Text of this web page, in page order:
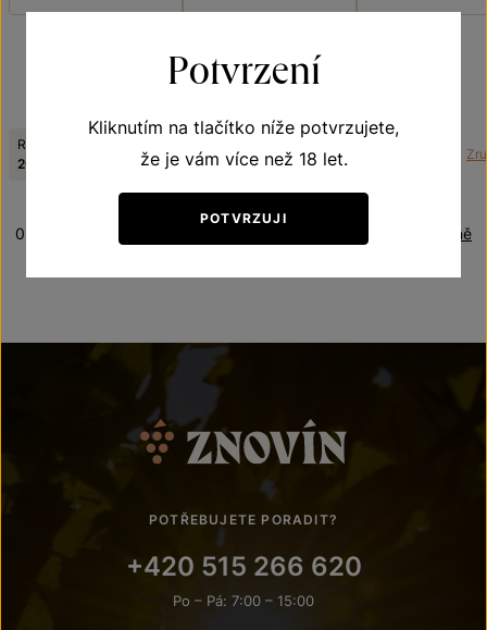
FILTROVAT
Ročník:
2023
Rulandské šedé
Zemská vína z VS Lechovice
Abecedně
0 produktů
POTŘEBUJETE PORADIT?
+420 515 266 620
Po – Pá: 7:00 – 15:00
Potvrzení
Kliknutím na tlačítko níže potvrzujete,
že je vám více než 18 let.
POTVRZUJI